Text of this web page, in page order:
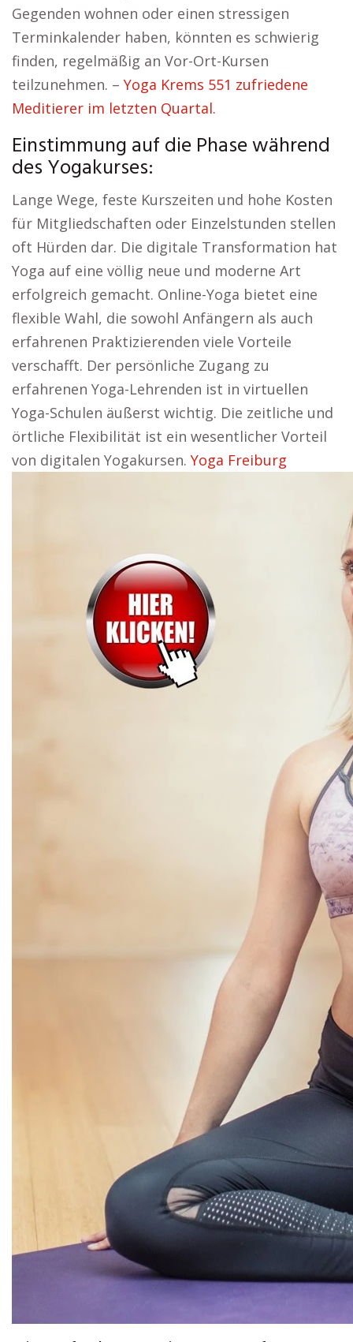
Gegenden wohnen oder einen stressigen
Terminkalender haben, könnten es schwierig
finden, regelmäßig an Vor-Ort-Kursen
teilzunehmen. – Yoga Krems 551 zufriedene
Meditierer im letzten Quartal.
Einstimmung auf die Phase während
des Yogakurses:
Lange Wege, feste Kurszeiten und hohe Kosten
für Mitgliedschaften oder Einzelstunden stellen
oft Hürden dar. Die digitale Transformation hat
Yoga auf eine völlig neue und moderne Art
erfolgreich gemacht. Online-Yoga bietet eine
flexible Wahl, die sowohl Anfängern als auch
erfahrenen Praktizierenden viele Vorteile
verschafft. Der persönliche Zugang zu
erfahrenen Yoga-Lehrenden ist in virtuellen
Yoga-Schulen äußerst wichtig. Die zeitliche und
örtliche Flexibilität ist ein wesentlicher Vorteil
von digitalen Yogakursen. Yoga Freiburg